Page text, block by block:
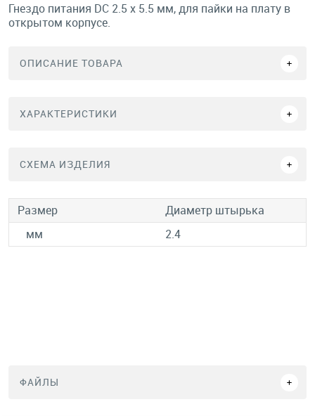
Гнездо питания DC 2.5 x 5.5 мм, для пайки на плату в
открытом корпусе.
ОПИСАНИЕ ТОВАРА
ХАРАКТЕРИСТИКИ
СХЕМА ИЗДЕЛИЯ
Размер
Диаметр штырька
мм
2.4
ФАЙЛЫ